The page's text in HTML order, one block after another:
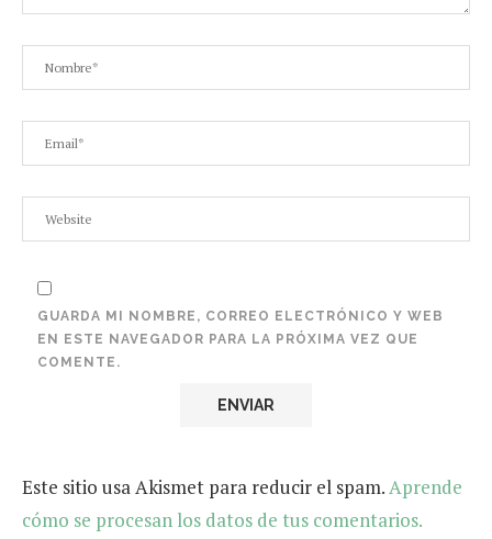
GUARDA MI NOMBRE, CORREO ELECTRÓNICO Y WEB
EN ESTE NAVEGADOR PARA LA PRÓXIMA VEZ QUE
COMENTE.
Este sitio usa Akismet para reducir el spam.Aprende
cómo se procesan los datos de tus comentarios.